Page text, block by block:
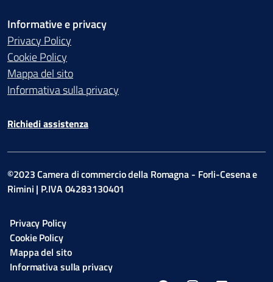
Informative e privacy
Privacy Policy
Cookie Policy
Mappa del sito
Informativa sulla privacy
Richiedi assistenza
©2023 Camera di commercio della Romagna - Forli-Cesena e
Rimini | P.IVA 04283130401
Privacy Policy
Cookie Policy
Mappa del sito
Informativa sulla privacy